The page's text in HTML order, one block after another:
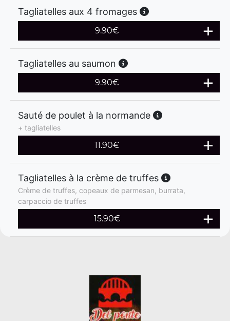
Tagliatelles aux 4 fromages
9.90€
Tagliatelles au saumon
9.90€
Sauté de poulet à la normande
+ tagliatelles
11.90€
Tagliatelles à la crème de truffes
Crème de truffes, copeaux de parmesan, burrata,
carpaccio de truffes
15.90€